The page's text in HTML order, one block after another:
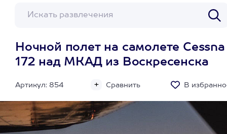
Ночной полет на самолете Cessna
172 над МКАД из Воскресенска
Артикул: 854 Сравнить В